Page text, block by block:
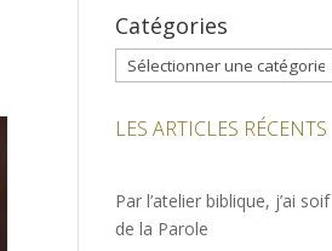
Catégories
Catégories
LES ARTICLES RÉCENTS
Par l’atelier biblique, j’ai soif
de la Parole